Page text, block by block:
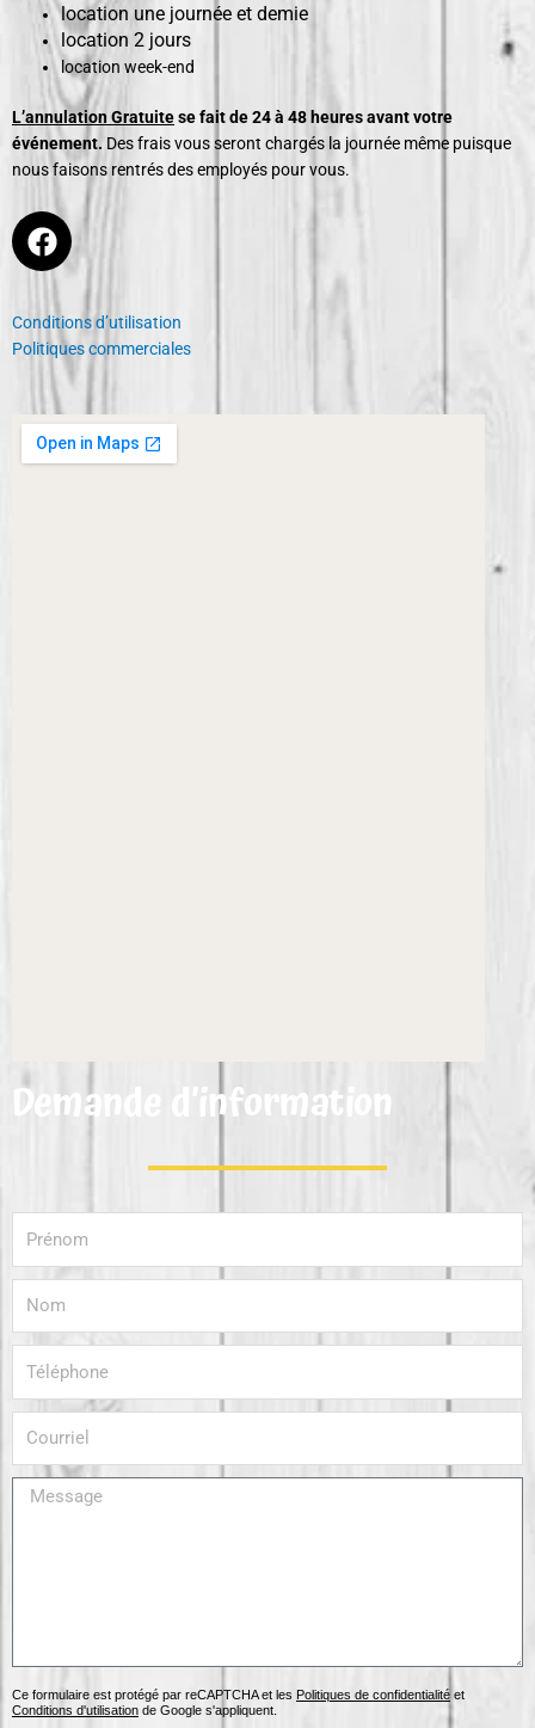
location une journée et demie
location 2 jours
location week-end
L’annulation Gratuitese fait de 24 à 48 heures avant votre
événement. Des frais vous seront chargés la journée même puisque
nous faisons rentrés des employés pour vous.
F
a
c
e
b
o
o
k
Conditions d’utilisation
Politiques commerciales
Demande d’information
Message
Ce formulaire est protégé par reCAPTCHA et les Politiques de confidentialité et
Conditions d'utilisation de Google s'appliquent.